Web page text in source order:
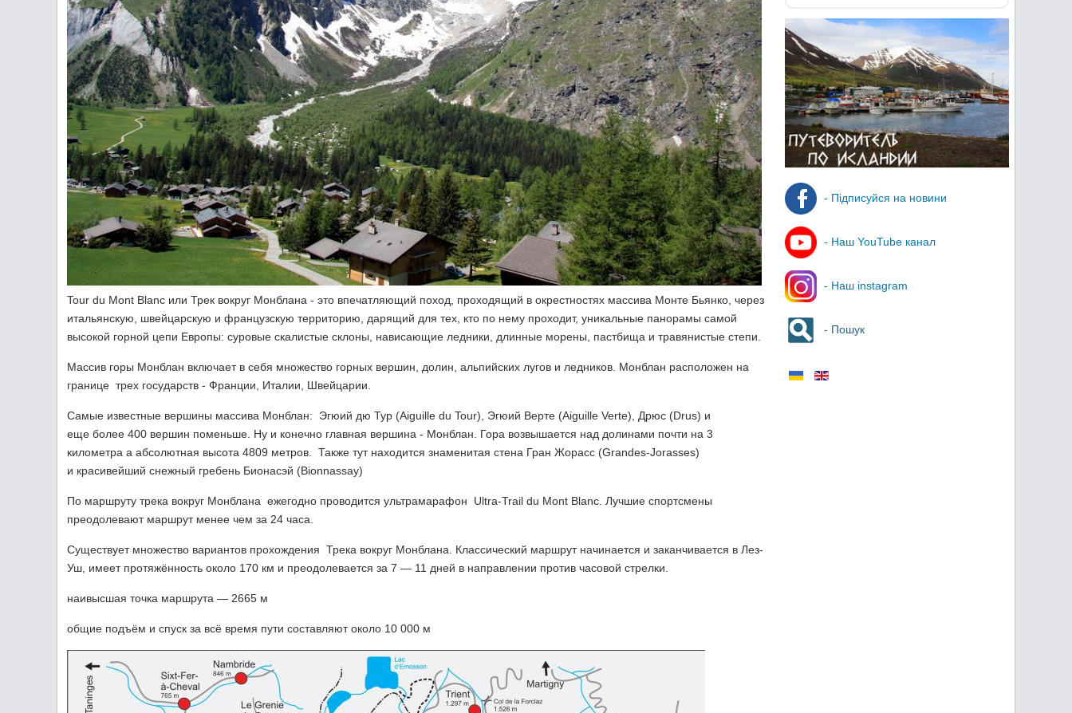
Tour du Mont Blanc или Трек вокруг Монблана - это впечатляющий поход, проходящий в окрестностях массива Монте Бьянко, через
итальянскую, швейцарскую и французскую территорию, дарящий для тех, кто по нему проходит, уникальные панорамы самой
высокой горной цепи Европы: суровые скалистые склоны, нависающие ледники, длинные морены, пастбища и травянистые степи.
Массив горы Монблан включает в себя множество горных вершин, долин, альпийских лугов и ледников. Монблан расположен на
границе трех государств - Франции, Италии, Швейцарии.
Самые известные вершины массива Монблан: Эгюий дю Тур (Aiguille du Tour), Эгюий Верте (Aiguille Verte), Дрюс (Drus) и
еще более 400 вершин поменьше. Ну и конечно главная вершина - Монблан. Гора возвышается над долинами почти на 3
километра а абсолютная высота 4809 метров. Также тут находится знаменитая стена Гран Жорасс (Grandes-Jorasses)
и красивейший снежный гребень Бионасэй (Bionnassay)
По маршруту трека вокруг Монблана ежегодно проводится ультрамарафон Ultra-Trail du Mont Blanc. Лучшие спортсмены
преодолевают маршрут менее чем за 24 часа.
Существует множество вариантов прохождения Трека вокруг Монблана. Классический маршрут начинается и заканчивается в Лез-
Уш, имеет протяжённость около 170 км и преодолевается за 7 — 11 дней в направлении против часовой стрелки.
наивысшая точка маршрута — 2665 м
общие подъём и спуск за всё время пути составляют около 10 000 м
- Підписуйся на новини
- Наш YouTube канал
- Наш instagram
- Пошук